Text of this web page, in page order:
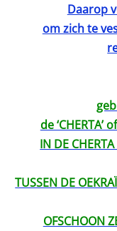
Daarop
om zich te
de ‘CHERTA’
IN DE
TUSSEN DE
OFSCHOON